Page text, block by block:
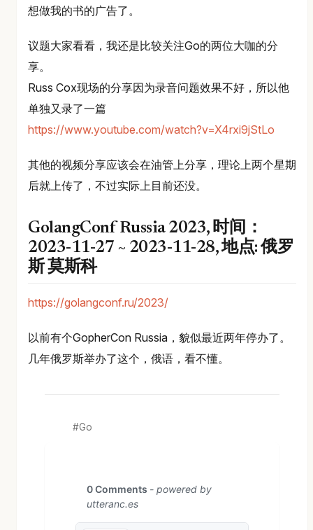
想做我的书的广告了。
议题大家看看，我还是比较关注Go的两位大咖的分
享。
Russ Cox现场的分享因为录音问题效果不好，所以他
单独又录了一篇
https://www.youtube.com/watch?v=X4rxi9jStLo
其他的视频分享应该会在油管上分享，理论上两个星期
后就上传了，不过实际上目前还没。
GolangConf Russia 2023, 时间：
2023-11-27 ~ 2023-11-28, 地点: 俄罗
斯 莫斯科
https://golangconf.ru/2023/
以前有个GopherCon Russia，貌似最近两年停办了。
几年俄罗斯举办了这个，俄语，看不懂。
Go